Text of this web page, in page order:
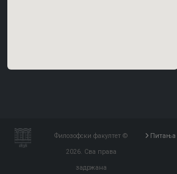
Филозофски факултет ©
2026. Сва права
задржана
Питања